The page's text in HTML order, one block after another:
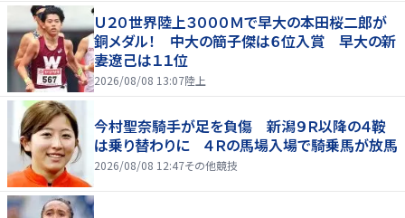
Ｕ２０世界陸上３０００Ｍで早大の本田桜二郎が
銅メダル！ 中大の簡子傑は６位入賞 早大の新
妻遼己は１１位
2026/08/08 13:07陸上
今村聖奈騎手が足を負傷 新潟９Ｒ以降の４鞍
は乗り替わりに ４Ｒの馬場入場で騎乗馬が放馬
2026/08/08 12:47その他競技